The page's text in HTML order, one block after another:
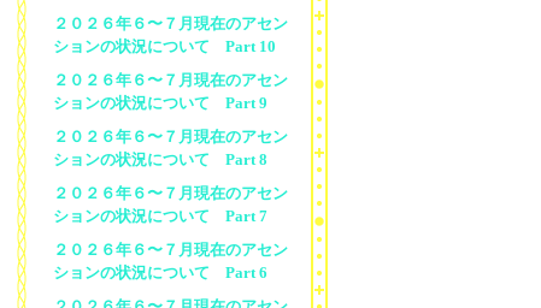
２０２６年６〜７月現在のアセン
ションの状況について Part 10
２０２６年６〜７月現在のアセン
ションの状況について Part 9
２０２６年６〜７月現在のアセン
ションの状況について Part 8
２０２６年６〜７月現在のアセン
ションの状況について Part 7
２０２６年６〜７月現在のアセン
ションの状況について Part 6